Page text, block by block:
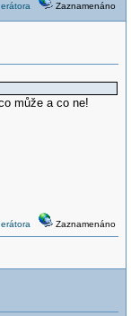
Zaznamenáno
může a co ne!
Zaznamenáno